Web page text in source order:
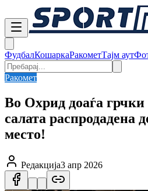
ФудбалКошаркаРакометТајм аут
Ракомет
Во Охрид доаѓа
салата распродадена
место!
Редакција3 апр 2026